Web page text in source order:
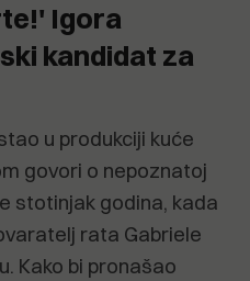
Igora
kandidat za
u produkciji kuće
govori o nepoznatoj
stotinjak godina, kada
rata Gabriele
Kako bi pronašao